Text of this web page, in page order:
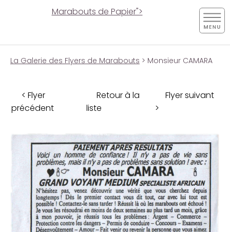
Marabouts de Papier">
La Galerie des Flyers de Marabouts > Monsieur CAMARA
< Flyer
précédent
Retour à la
liste
Flyer suivant
>